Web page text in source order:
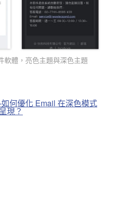
軟體，亮色主題與深色主題
何優化 Email 在深色模式
現？